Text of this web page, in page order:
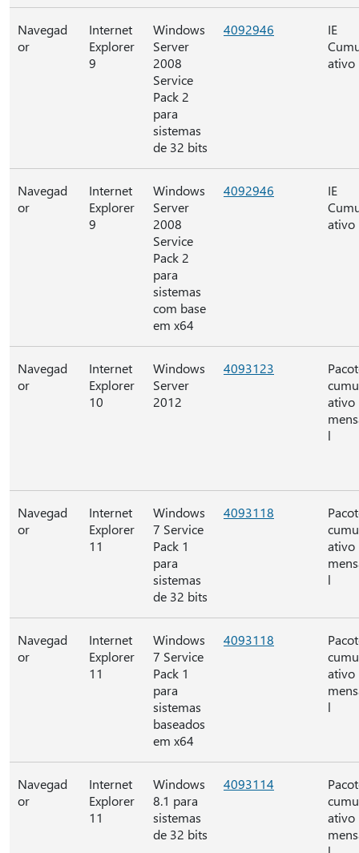
Navegad
or
Internet
Explorer
9
Windows
Server
2008
Service
Pack 2
para
sistemas
de 32 bits
4092946
IE
ativo
Navegad
or
Internet
Explorer
9
Windows
Server
2008
Service
Pack 2
para
sistemas
com base
em x64
4092946
IE
ativo
Navegad
or
Internet
Explorer
10
Windows
Server
2012
4093123
ativo
l
Navegad
or
Internet
Explorer
11
Windows
7 Service
Pack 1
para
sistemas
de 32 bits
4093118
ativo
l
Navegad
or
Internet
Explorer
11
Windows
7 Service
Pack 1
para
sistemas
baseados
em x64
4093118
ativo
l
Navegad
or
Internet
Explorer
11
Windows
8.1 para
sistemas
de 32 bits
4093114
ativo